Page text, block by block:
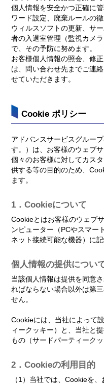
個人情報を安全かつ正確に
ワード設定、廃棄ルールの
ウィルスソフトの更新、サ
者の入退室管理（監視カメ
で、その予防に努めます。
お客様個人情報の照会、修
は、問い合わせ先までご連
せていただきます。
Cookie ポリシー
アドバンスサービスグルー
す。）は、お客様のウェブ
個々のお客様に対してカス
供する等の目的のため、
ます。
1．Cookieについて
Cookieとはお客様のウェブ
ンピューター（PCやスマー
ネット接続可能な機器）に
個人情報の提供につい
当該個人情報は提供を同意
ればならない場合以外は第
せん。
Cookieには、当社によって
ィークッキー）と、当社と
もの（サードパーティーク
2．Cookieの利用目的
（1）当社では、Cookieを